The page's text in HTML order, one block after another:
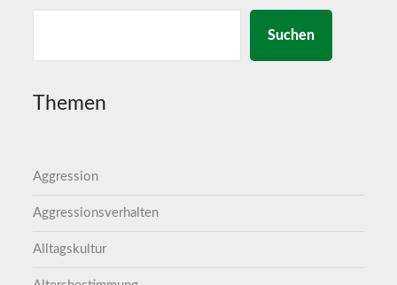
Suchen
Themen
Aggression
Aggressionsverhalten
Alltagskultur